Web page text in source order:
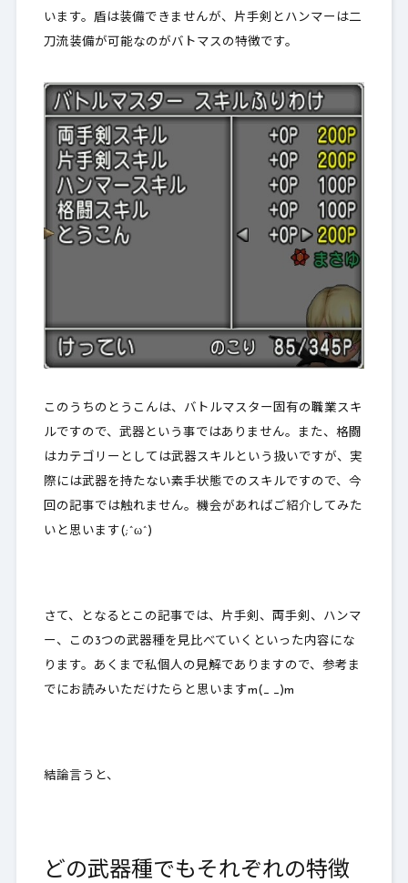
2. 絶対必要な光の宝珠
3. 最後に
います。盾は装備できませんが、片手剣とハンマーは二
刀流装備が可能なのがバトマスの特徴です。
このうちの とうこん は、バトルマスター固有の職業スキ
ルですので、 武器という事ではありません。また、 格闘
はカテゴリーとしては武器スキルという扱いですが、実
際には武器を持たない素手状態でのスキルですので、今
回の記事では触れません。機会があればご紹介してみた
いと思います(;^ω^)
さて、となるとこの記事では、片手剣、両手剣、ハンマ
ー、この3つの武器種を見比べていくといった内容にな
ります。あくまで私個人の見解でありますので、参考ま
でにお読みいただけたらと思いますm(_ _)m
結論言うと、
どの武器種でもそれぞれの特徴